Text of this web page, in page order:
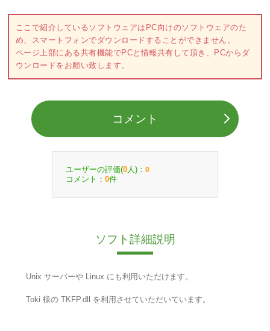
ここで紹介しているソフトウェアはPC向けのソフトウェアのた
め、スマートフォンでダウンロードすることができません。
ページ上部にある共有機能でPCと情報共有して頂き、PCからダ
ウンロードをお願い致します。
コメント
ユーザーの評価(0 人)： 0
コメント： 0件
ソフト詳細説明
Unix サーバーや Linux にも利用いただけます。
Toki 様の TKFP.dll を利用させていただいています。